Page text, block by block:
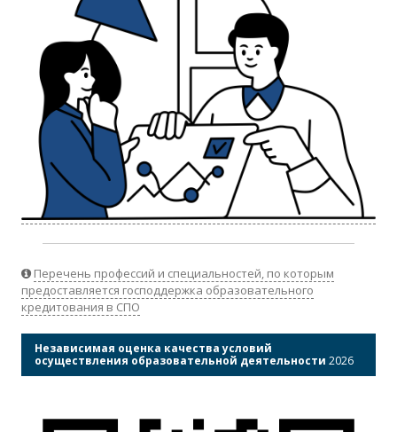
Перечень профессий и специальностей, по которым
предоставляется господдержка образовательного
кредитования в СПО
Независимая оценка качества условий
осуществления образовательной деятельности 2026